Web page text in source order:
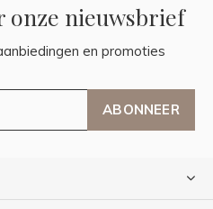
onze nieuwsbrief
en promoties
ABONNEER